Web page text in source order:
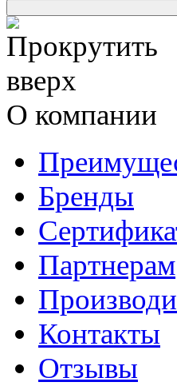
О компании
Бренды
Партнерам
Контакты
Отзывы